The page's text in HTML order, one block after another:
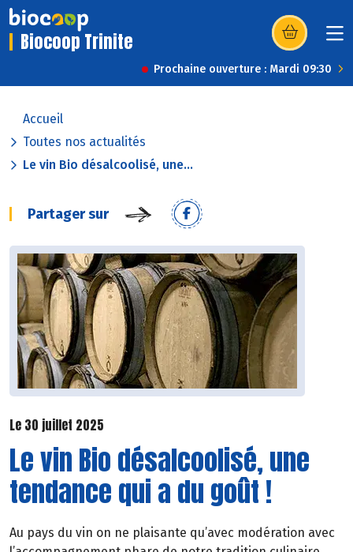
Biocoop Trinite (s’ouvre dans
Prochaine ouverture : Mardi 09:30
Accueil
Toutes nos actualités
Le vin Bio désalcoolisé, une...
Partager sur
Le 30 juillet 2025
Le vin Bio désalcoolisé, une
tendance qui a du goût !
Au pays du vin on ne plaisante qu’avec modération avec